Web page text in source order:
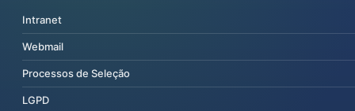
Intranet
Webmail
Processos de Seleção
LGPD